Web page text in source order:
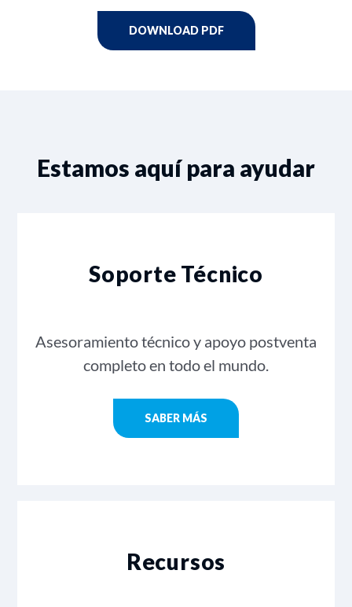
DOWNLOAD PDF
Estamos aquí para ayudar
Soporte Técnico
Asesoramiento técnico y apoyo postventa
completo en todo el mundo.
SABER MÁS
Recursos